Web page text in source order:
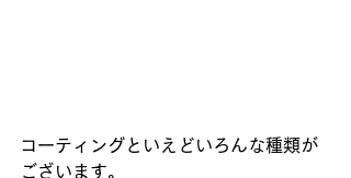
コーティングといえどいろんな種類が
ございます。